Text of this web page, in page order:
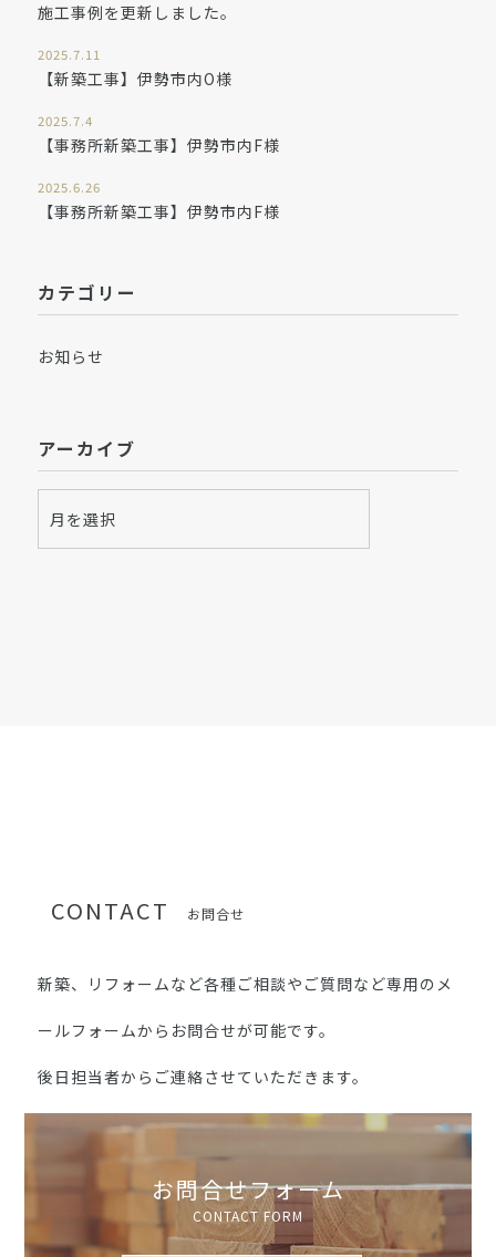
施工事例を更新しました。
【新築工事】伊勢市内O様
2025.7.11
【事務所新築工事】伊勢市内F様
2025.7.4
【事務所新築工事】伊勢市内F様
2025.6.26
カテゴリー
お知らせ
アーカイブ
ア
CONTACT お問合せ
新築、リフォームなど各種ご相談やご質問など専用のメ
ールフォームからお問合せが可能です。
後日担当者からご連絡させていただきます。
お問合せフォーム
CONTACT FORM